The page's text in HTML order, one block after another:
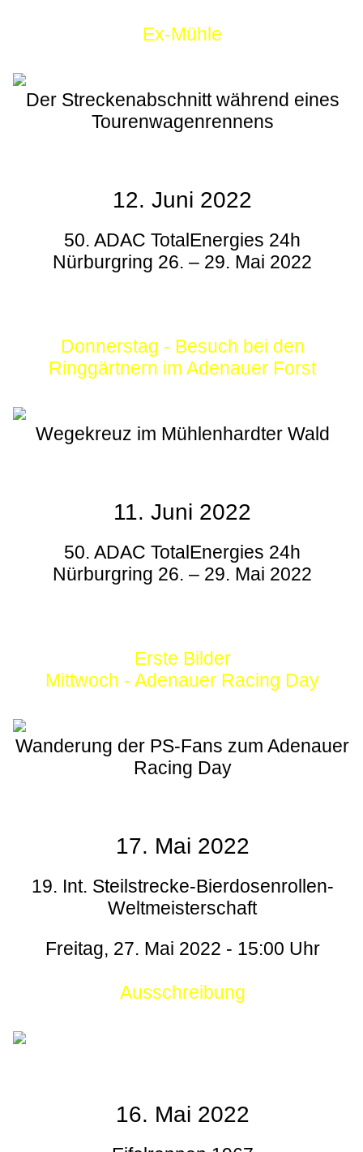
Ex-Mühle
Der Streckenabschnitt während eines
Tourenwagenrennens
12. Juni 2022
50. ADAC TotalEnergies 24h
Nürburgring 26. – 29. Mai 2022
Donnerstag - Besuch bei den
Ringgärtnern im Adenauer Forst
Wegekreuz im Mühlenhardter Wald
11. Juni 2022
50. ADAC TotalEnergies 24h
Nürburgring 26. – 29. Mai 2022
Erste Bilder
Mittwoch - Adenauer Racing Day
Wanderung der PS-Fans zum Adenauer
Racing Day
17. Mai 2022
19. Int. Steilstrecke-Bierdosenrollen-
Weltmeisterschaft
Freitag, 27. Mai 2022 - 15:00 Uhr
Ausschreibung
16. Mai 2022